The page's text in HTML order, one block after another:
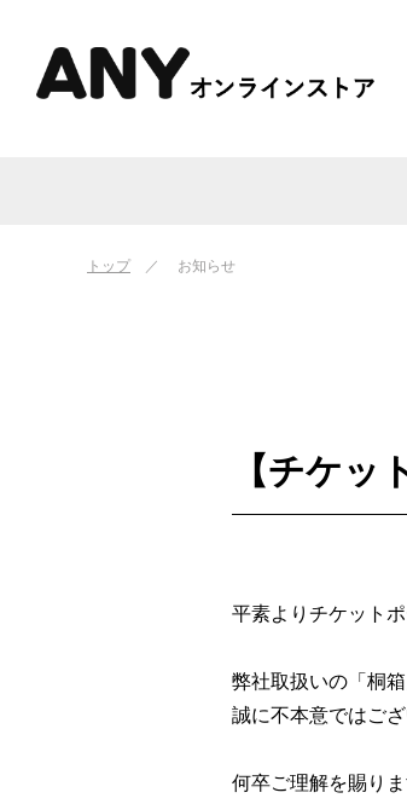
トップ お知らせ
【チケッ
平素よりチケット
弊社取扱いの「桐
誠に不本意ではご
何卒ご理解を賜り